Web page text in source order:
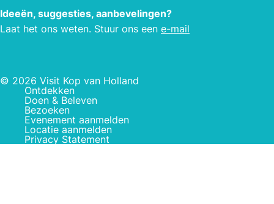
Ideeën, suggesties, aanbevelingen?
Laat het ons weten. Stuur ons een e-mail
© 2026 Visit Kop van Holland
Ontdekken
Doen & Beleven
Bezoeken
Evenement aanmelden
Locatie aanmelden
Privacy Statement